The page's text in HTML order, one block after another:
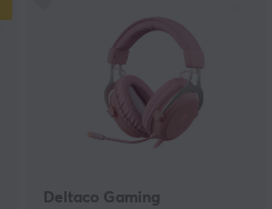
Deltaco Gaming